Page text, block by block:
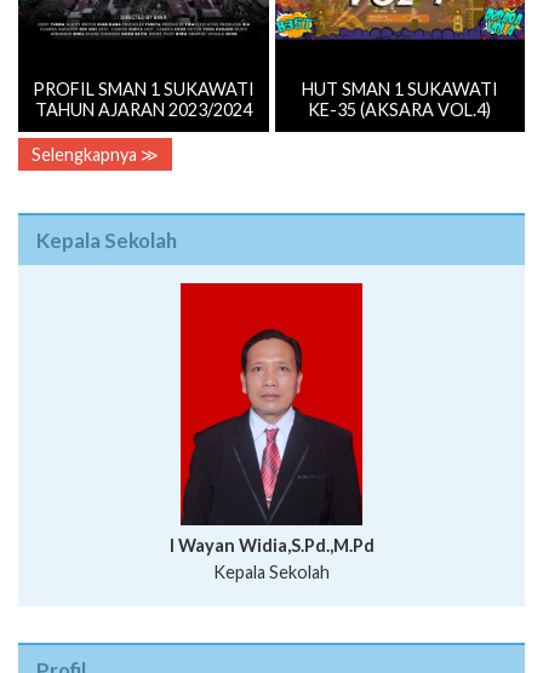
PROFIL SMAN 1 SUKAWATI
TAHUN AJARAN 2023/2024
HUT SMAN 1 SUKAWATI
KE-35 (AKSARA VOL.4)
Selengkapnya ≫
Kepala Sekolah
I Wayan Widia,S.Pd.,M.Pd
Kepala Sekolah